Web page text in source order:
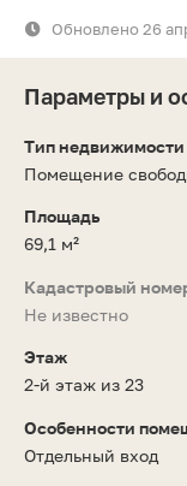
Обновлено 26
Параметры и
Тип недвижимости
Помещение
Площадь
69,1 м²
Кадастровый
Не известно
Этаж
2-й этаж из 23
Особенности
Отдельный вход